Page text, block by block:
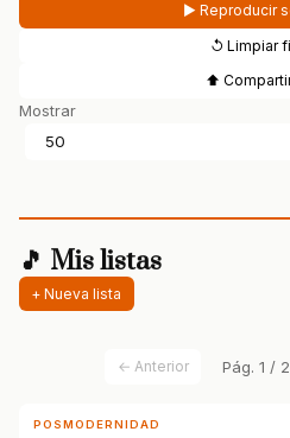
▶ Reproducir
↺ Limpiar
⬆
Mostrar
🎵 Mis listas
+ Nueva lista
← Anterior Pág. 1 /
POSMODERNIDAD